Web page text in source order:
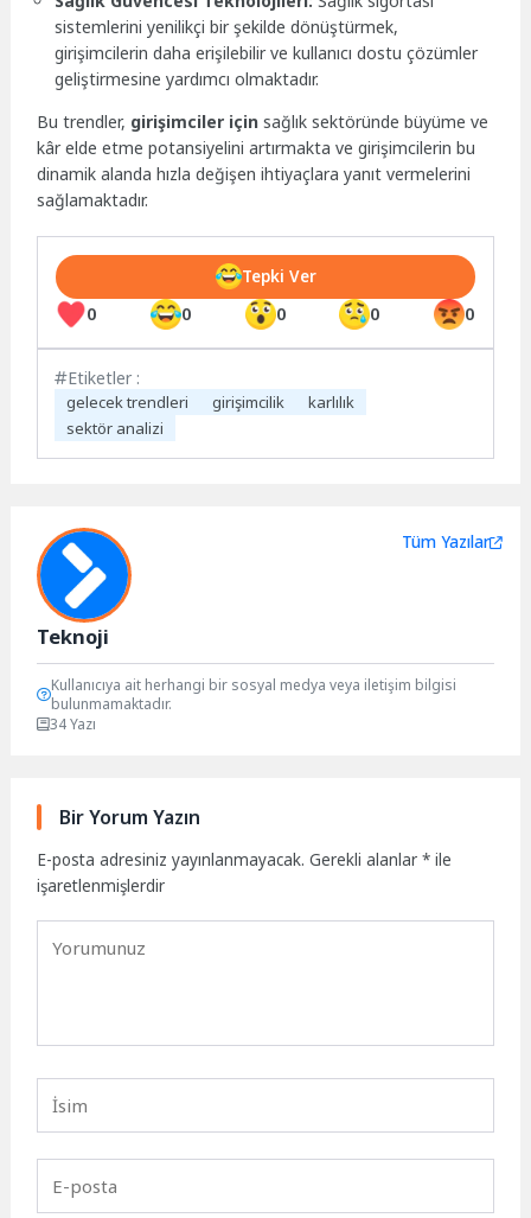
sistemlerini yenilikçi bir şekilde dönüştürmek,
girişimcilerin daha erişilebilir ve kullanıcı dostu çözümler
geliştirmesine yardımcı olmaktadır.
Bu trendler, girişimciler için sağlık sektöründe büyüme ve
kâr elde etme potansiyelini artırmakta ve girişimcilerin bu
dinamik alanda hızla değişen ihtiyaçlara yanıt vermelerini
sağlamaktadır.
0 0 0 0 0
Tepki Ver
Etiketler :
gelecek trendleri girişimcilik
karlılık
sektör analizi
Teknoji
Tüm Yazılar
Kullanıcıya ait herhangi bir sosyal medya veya iletişim bilgisi
bulunmamaktadır.
34 Yazı
Bir Yorum Yazın
E-posta adresiniz yayınlanmayacak. Gerekli alanlar* ile
işaretlenmişlerdir